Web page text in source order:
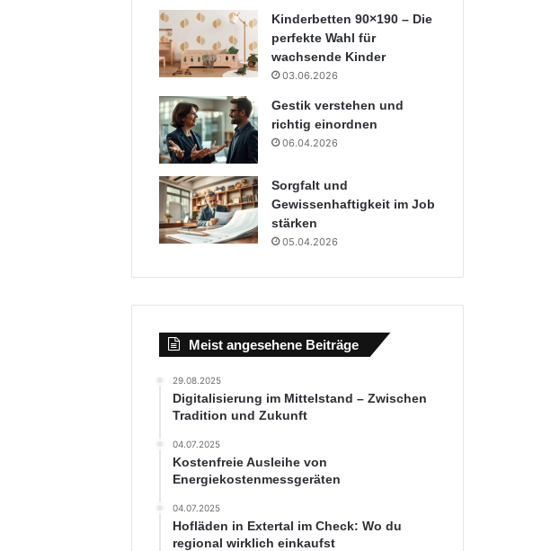
Kinderbetten 90×190 – Die
perfekte Wahl für
wachsende Kinder
03.06.2026
Gestik verstehen und
richtig einordnen
06.04.2026
Sorgfalt und
Gewissenhaftigkeit im Job
stärken
05.04.2026
Meist angesehene Beiträge
29.08.2025
Digitalisierung im Mittelstand – Zwischen
Tradition und Zukunft
04.07.2025
Kostenfreie Ausleihe von
Energiekostenmessgeräten
04.07.2025
Hofläden in Extertal im Check: Wo du
regional wirklich einkaufst